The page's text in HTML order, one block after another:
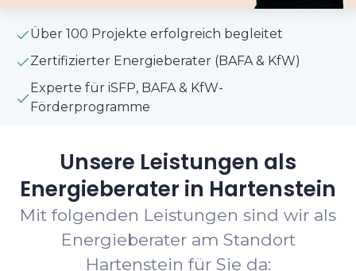
Über 100 Projekte erfolgreich begleitet
Zertifizierter Energieberater (BAFA & KfW)
Experte für iSFP, BAFA & KfW-
Förderprogramme
Unsere Leistungen als
Energieberater in Hartenstein
Mit folgenden Leistungen sind wir als
Energieberater am Standort
Hartenstein für Sie da: